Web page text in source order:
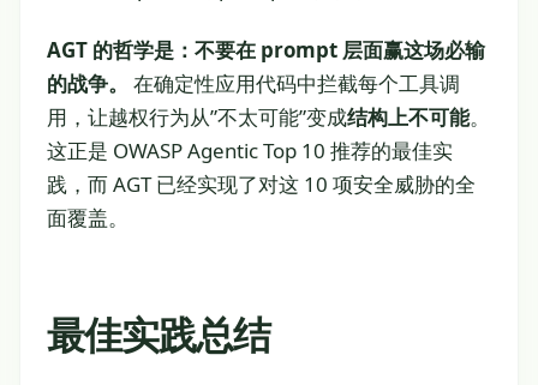
AGT 的哲学是：不要在 prompt 层面赢这场必输
的战争。
在确定性应用代码中拦截每个工具调
用，让越权行为从”不太可能”变成结构上不可能。
这正是 OWASP Agentic Top 10 推荐的最佳实
践，而 AGT 已经实现了对这 10 项安全威胁的全
面覆盖。
最佳实践总结